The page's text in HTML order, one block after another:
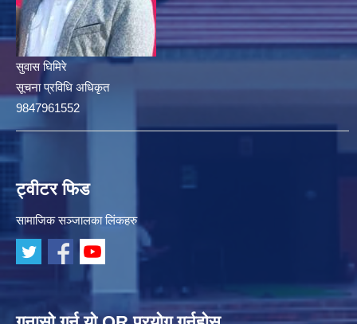
सुवास घिमिरे
सूचना प्रविधि अधिकृत
9847961552
ट्वीटर फिड
सामाजिक सञ्जालका लिंकहरु